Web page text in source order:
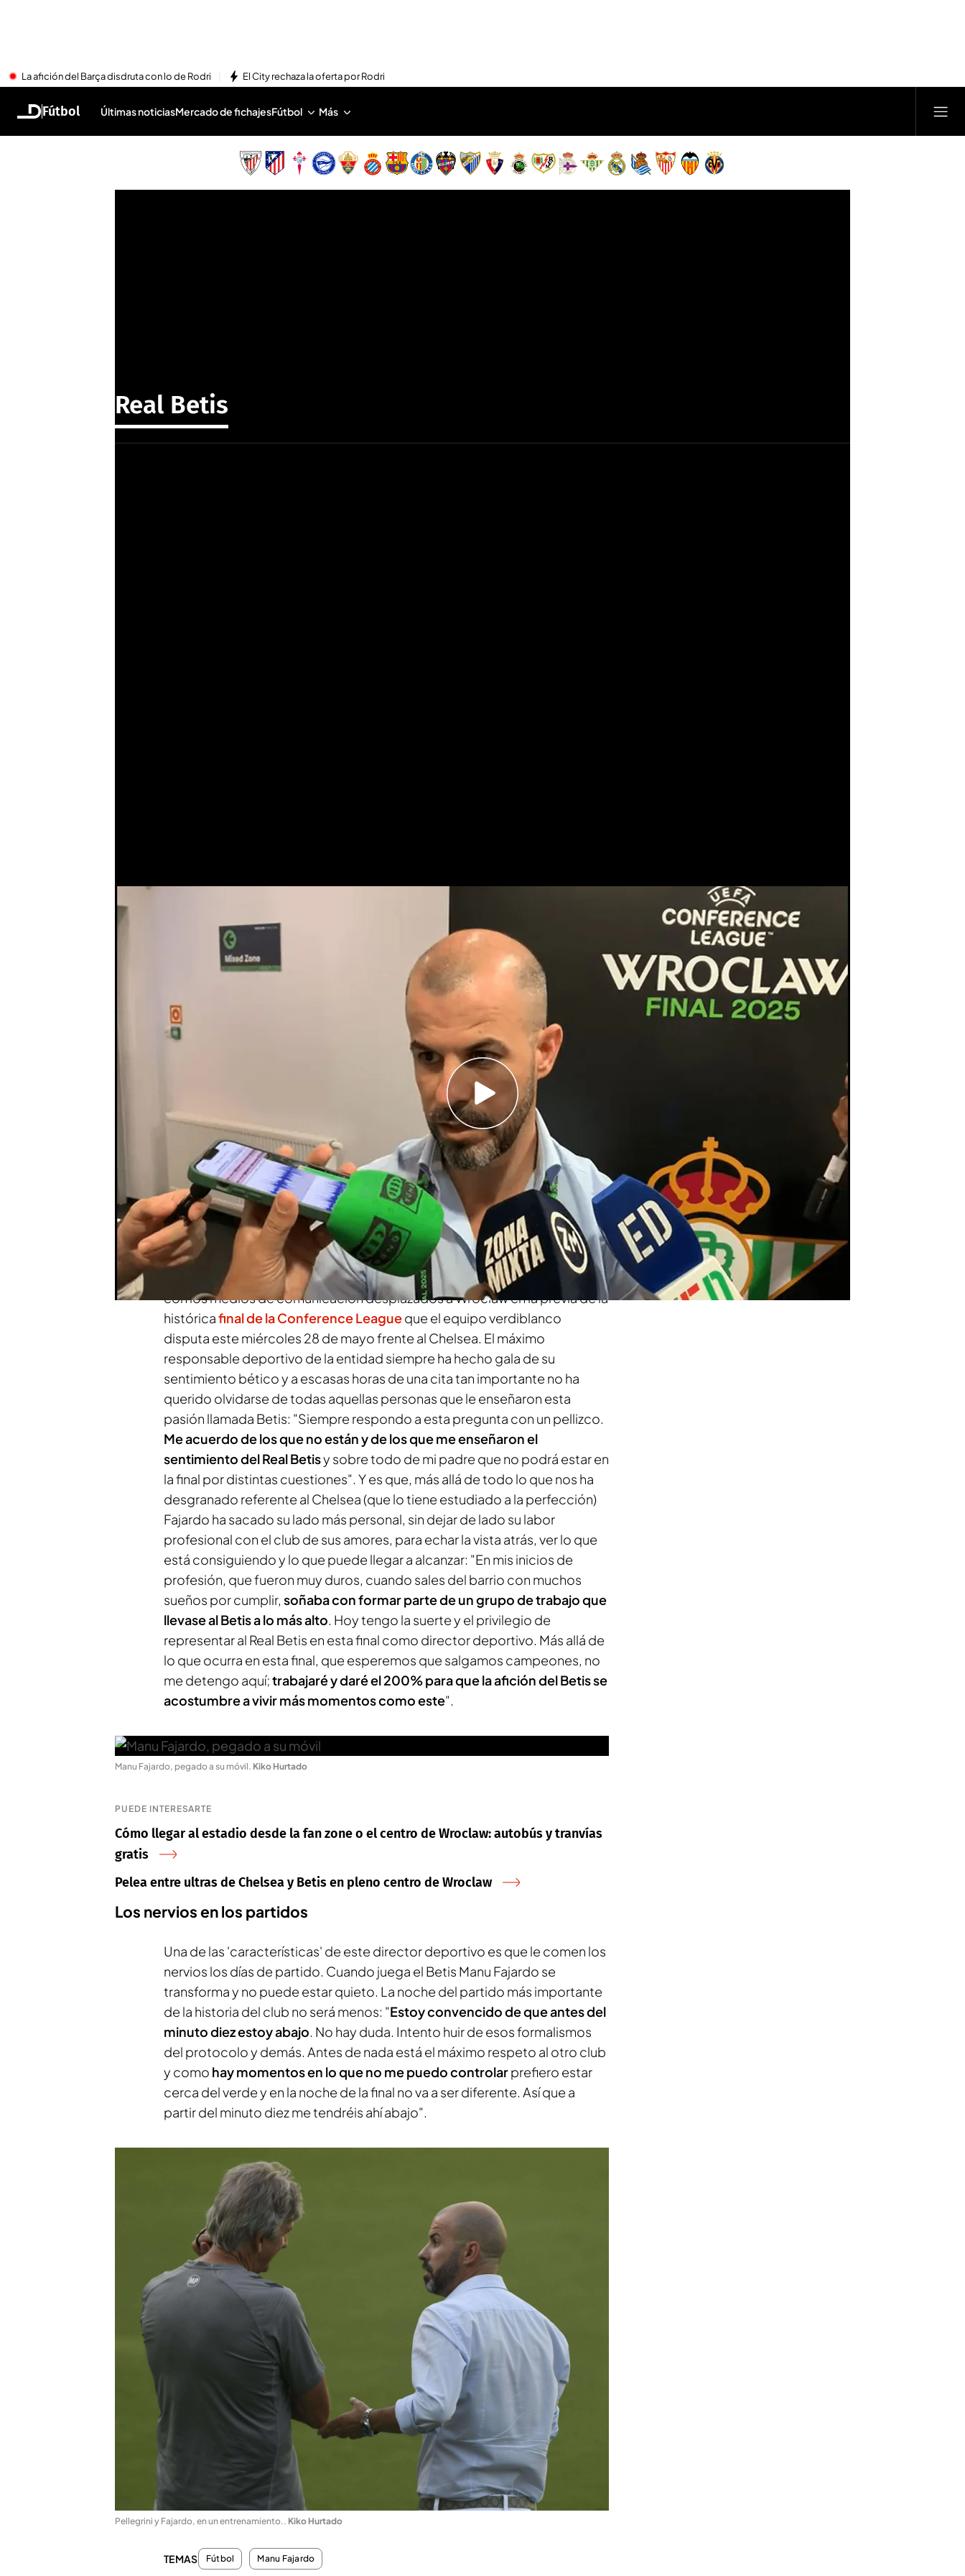
La afición del Barça disdruta con lo de Rodri El City rechaza la oferta por Rodri
Fútbol Últimas noticiasMercado de fichajesFútbol Más
Real Betis
Manu Fajardo y la final de la Conference League: "Me acuerdo de
los que no están y de los que me enseñaron el sentimiento del
Real Betis"
Manu Fajardo atiende a los medios de comunicación.
Jesús Borrero Jara
28 MAY 2025 - 13:27h.
"Soñaba con formar parte de un grupo de trabajo que llevase al Betis a
"Hay momentos en el palco en los que no me puedo controlar"
Manu Fajardo: "Nos vamos a sentar con Manuel Pellegrini"
Compartir
El director deportivo delReal BetisManu Fajardoha charlado
con los medios de comunicación desplazados a Wroclaw en la previa de la
históricafinal de la Conference Leagueque el equipo verdiblanco
disputa este miércoles 28 de mayo frente al Chelsea. El máximo
responsable deportivo de la entidad siempre ha hecho gala de su
sentimiento bético y a escasas horas de una cita tan importante no ha
querido olvidarse de todas aquellas personas que le enseñaron esta
pasión llamada Betis: "Siempre respondo a esta pregunta con un pellizco.
Me acuerdo de los que no están y de los que me enseñaron el
sentimiento del Real Betisy sobre todo de mi padre que no podrá estar en
la final por distintas cuestiones". Y es que, más allá de todo lo que nos ha
desgranado referente al Chelsea (que lo tiene estudiado a la perfección)
Fajardo ha sacado su lado más personal, sin dejar de lado su labor
profesional con el club de sus amores, para echar la vista atrás, ver lo que
está consiguiendo y lo que puede llegar a alcanzar: "En mis inicios de
profesión, que fueron muy duros, cuando sales del barrio con muchos
sueños por cumplir, soñaba con formar parte de un grupo de trabajo que
llevase al Betis a lo más alto. Hoy tengo la suerte y el privilegio de
representar al Real Betis en esta final como director deportivo. Más allá de
lo que ocurra en esta final, que esperemos que salgamos campeones, no
me detengo aquí;trabajaré y daré el 200% para que la afición del Betis se
acostumbre a vivir más momentos como este".
Manu Fajardo, pegado a su móvil. Kiko Hurtado
PUEDE INTERESARTE
Cómo llegar al estadio desde la fan zone o el centro de Wroclaw: autobús y tranvías
gratis
Pelea entre ultras de Chelsea y Betis en pleno centro de Wroclaw
Los nervios en los partidos
Una de las 'características' de este director deportivo es que le comen los
nervios los días de partido. Cuando juega el Betis Manu Fajardo se
transforma y no puede estar quieto. La noche del partido más importante
de la historia del club no será menos: "Estoy convencido de que antes del
minuto diez estoy abajo. No hay duda. Intento huir de esos formalismos
del protocolo y demás. Antes de nada está el máximo respeto al otro club
y como hay momentos en lo que no me puedo controlarprefiero estar
cerca del verde y en la noche de la final no va a ser diferente. Así que a
partir del minuto diez me tendréis ahí abajo".
Pellegrini y Fajardo, en un entrenamiento.. Kiko Hurtado
TEMAS Fútbol Manu Fajardo